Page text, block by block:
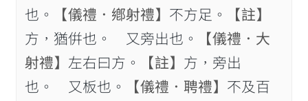
也。
【儀禮．鄕射禮】 不方足。
【註】
方，猶倂也。 又旁出也。
【儀禮．大
射禮】 左右曰方。 【註】 方，旁出
也。 又板也。
【儀禮．聘禮】 不及百